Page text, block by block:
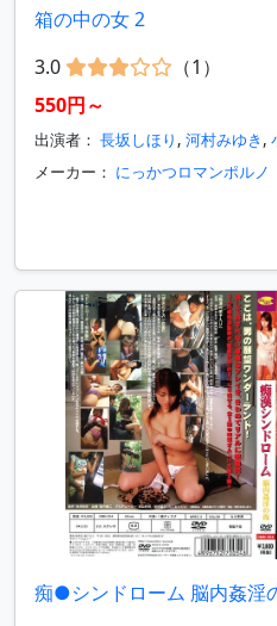
箱の中の女 2
3.0
（1）
550円～
出演者： 長坂しほり , 河村みゆき ,
メーカー： にっかつロマンポルノ
痴●シンドローム 脳内姦淫